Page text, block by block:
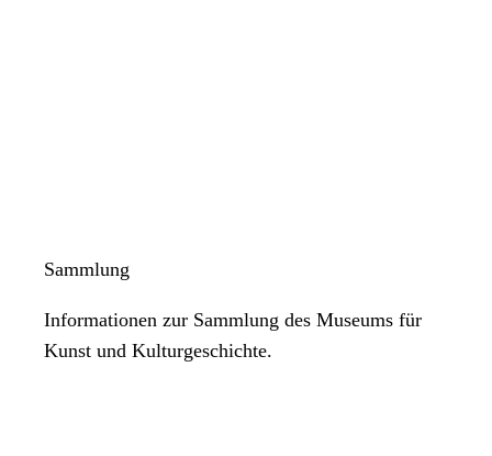
Sammlung
Informationen zur Sammlung des Museums für
Kunst und Kulturgeschichte.